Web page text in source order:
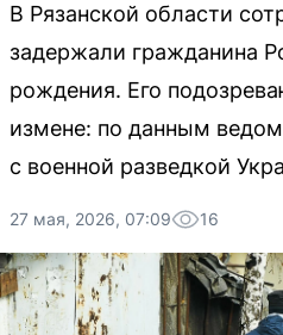
В Рязанской области
задержали гражданина
рождения. Его
измене: по данным
с военной разведкой
27 мая, 2026, 07:09 16